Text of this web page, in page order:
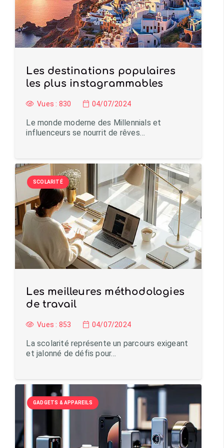
Les destinations populaires
les plus instagrammables
Vues : 830 04/07/2024
Le monde moderne des Millennials et
influenceurs se nourrit de rêves…
SCOLARITÉ
Les meilleures méthodologies
de travail
Vues : 853 04/07/2024
La scolarité représente un parcours exigeant
et jalonné de défis pour…
GADGETS & APPAREILS